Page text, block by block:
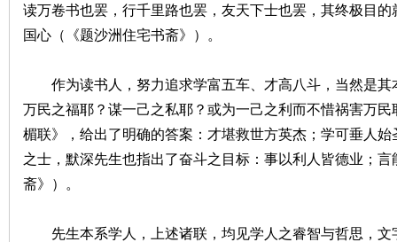
读万卷书也罢，行千里路也罢，友天下士也罢，其终极目
国心（《题沙洲住宅书斋》）。
作为读书人，努力追求学富五车、才高八斗，当然是其
万民之福耶？谋一己之私耶？或为一己之利而不惜祸害万
楣联》，给出了明确的答案：才堪救世方英杰；学可垂人
之士，默深先生也指出了奋斗之目标：事以利人皆德业；
斋》）。
先生本系学人，上述诸联，均见学人之睿智与哲思，文